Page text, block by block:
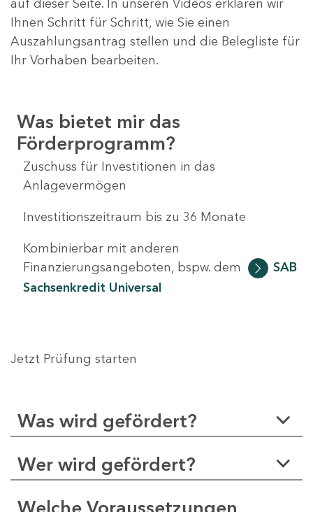
auf dieser Seite. In unseren Videos erklären wir
Ihnen Schritt für Schritt, wie Sie einen
Auszahlungsantrag stellen und die Belegliste für
Ihr Vorhaben bearbeiten.
Was bietet mir das
Förderprogramm?
Zuschuss für Investitionen in das
Anlagevermögen
Investitionszeitraum bis zu 36 Monate
Kombinierbar mit anderen
Finanzierungsangeboten, bspw. dem
SAB
Sachsenkredit Universal
Jetzt Prüfung starten
Was wird gefördert?
Wer wird gefördert?
Welche Voraussetzungen